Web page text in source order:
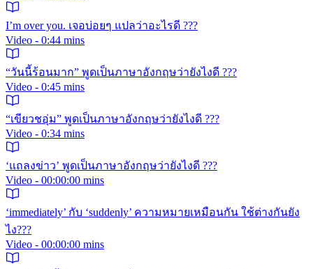
I’m over you. เจอบ่อยๆ แปลว่าอะไรดี ???
Video - 0:44 mins
“วันนี้ร้อนมาก” พูดเป็นภาษาอังกฤษว่ายังไงดี ???
Video - 0:45 mins
“เขียวชอุ่ม” พูดเป็นภาษาอังกฤษว่ายังไงดี ???
Video - 0:34 mins
‘แถลงข่าว’ พูดเป็นภาษาอังกฤษว่ายังไงดี ???
Video - 00:00:00 mins
‘immediately’ กับ ‘suddenly’ ความหมายเหมือนกัน ใช้ต่างกันยัง
ไง???
Video - 00:00:00 mins